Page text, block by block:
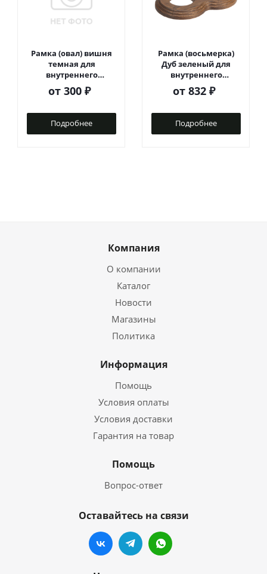
Рамка (овал) вишня
темная для
внутреннего
монтажа
от 300 ₽
Подробнее
Рамка (восьмерка)
Дуб зеленый для
внутреннего
монтажа
от 832 ₽
Подробнее
Компания
О компании
Каталог
Новости
Магазины
Политика
Информация
Помощь
Условия оплаты
Условия доставки
Гарантия на товар
Помощь
Вопрос-ответ
Оставайтесь на связи